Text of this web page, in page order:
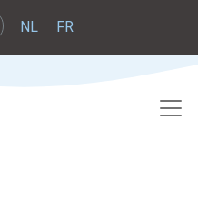
NL FR